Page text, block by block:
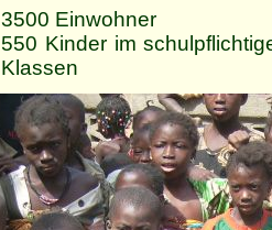
3500 Einwohner
550 Kinder im
Klassen